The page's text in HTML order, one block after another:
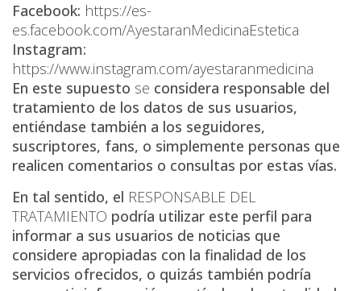
Facebook: https://es-
es.facebook.com/AyestaranMedicinaEstetica
Instagram:
https://www.instagram.com/ayestaranmedicina
En este supuesto se considera responsable del
tratamiento de los datos de sus usuarios,
entiéndase también a los seguidores,
suscriptores, fans, o simplemente personas que
realicen comentarios o consultas por estas vías.
En tal sentido, el RESPONSABLE DEL
TRATAMIENTO podría utilizar este perfil para
informar a sus usuarios de noticias que
considere apropiadas con la finalidad de los
servicios ofrecidos, o quizás también podría